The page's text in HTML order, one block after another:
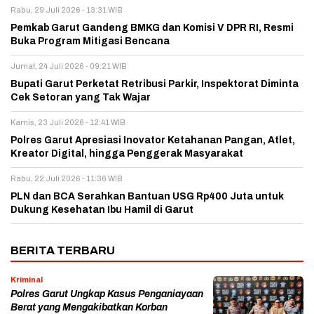
Rabu, 29 Juli 2026 - 13:31 WIB
Pemkab Garut Gandeng BMKG dan Komisi V DPR RI, Resmi
Buka Program Mitigasi Bencana
Jumat, 24 Juli 2026 - 09:21 WIB
Bupati Garut Perketat Retribusi Parkir, Inspektorat Diminta
Cek Setoran yang Tak Wajar
Kamis, 23 Juli 2026 - 12:41 WIB
Polres Garut Apresiasi Inovator Ketahanan Pangan, Atlet,
Kreator Digital, hingga Penggerak Masyarakat
Rabu, 22 Juli 2026 - 11:36 WIB
PLN dan BCA Serahkan Bantuan USG Rp400 Juta untuk
Dukung Kesehatan Ibu Hamil di Garut
BERITA TERBARU
Kriminal
Polres Garut Ungkap Kasus Penganiayaan
Berat yang Mengakibatkan Korban